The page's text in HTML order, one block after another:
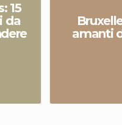
15
da
amanti